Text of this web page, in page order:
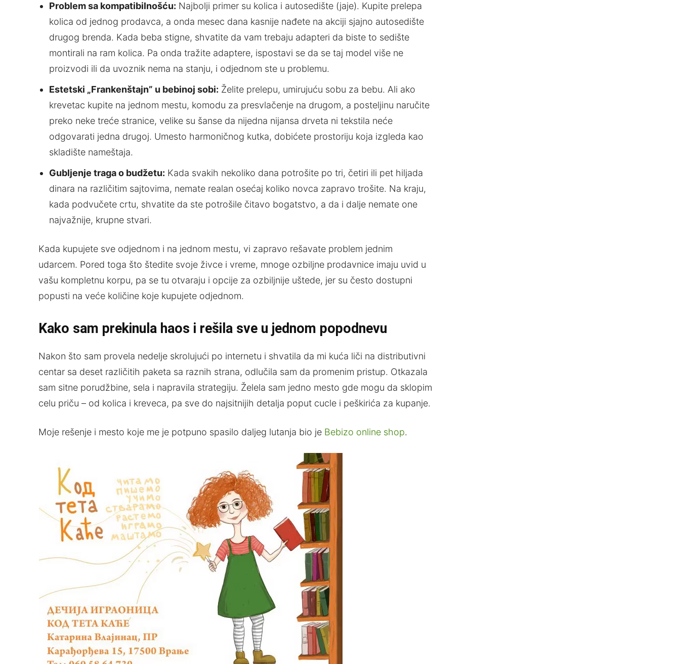
Problem sa kompatibilnošću: Najbolji primer su kolica i autosedište (jaje). Kupite prelepa
kolica od jednog prodavca, a onda mesec dana kasnije nađete na akciji sjajno autosedište
drugog brenda. Kada beba stigne, shvatite da vam trebaju adapteri da biste to sedište
montirali na ram kolica. Pa onda tražite adaptere, ispostavi se da se taj model više ne
proizvodi ili da uvoznik nema na stanju, i odjednom ste u problemu.
Estetski „Frankenštajn” u bebinoj sobi: Želite prelepu, umirujuću sobu za bebu. Ali ako
krevetac kupite na jednom mestu, komodu za presvlačenje na drugom, a posteljinu naručite
preko neke treće stranice, velike su šanse da nijedna nijansa drveta ni tekstila neće
odgovarati jedna drugoj. Umesto harmoničnog kutka, dobićete prostoriju koja izgleda kao
skladište nameštaja.
Gubljenje traga o budžetu: Kada svakih nekoliko dana potrošite po tri, četiri ili pet hiljada
dinara na različitim sajtovima, nemate realan osećaj koliko novca zapravo trošite. Na kraju,
kada podvučete crtu, shvatite da ste potrošile čitavo bogatstvo, a da i dalje nemate one
najvažnije, krupne stvari.
Kada kupujete sve odjednom i na jednom mestu, vi zapravo rešavate problem jednim
udarcem. Pored toga što štedite svoje živce i vreme, mnoge ozbiljne prodavnice imaju uvid u
vašu kompletnu korpu, pa se tu otvaraju i opcije za ozbiljnije uštede, jer su često dostupni
popusti na veće količine koje kupujete odjednom.
Kako sam prekinula haos i rešila sve u jednom popodnevu
Nakon što sam provela nedelje skrolujući po internetu i shvatila da mi kuća liči na distributivni
centar sa deset različitih paketa sa raznih strana, odlučila sam da promenim pristup. Otkazala
sam sitne porudžbine, sela i napravila strategiju. Želela sam jedno mesto gde mogu da sklopim
celu priču – od kolica i kreveca, pa sve do najsitnijih detalja poput cucle i peškirića za kupanje.
Moje rešenje i mesto koje me je potpuno spasilo daljeg lutanja bio je Bebizo online shop.